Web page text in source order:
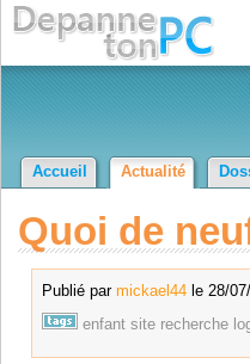
Accueil Actualité
Quoi de
Publié par mickael44le 28/
enfant site recherche